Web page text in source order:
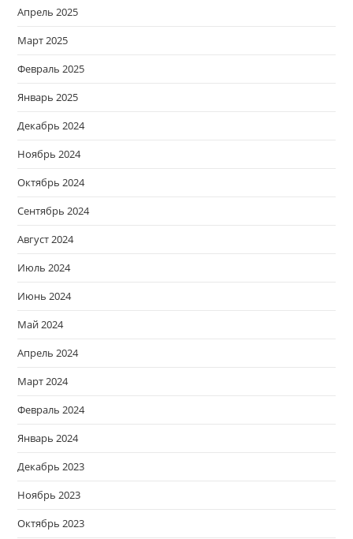
Апрель 2025
Март 2025
Февраль 2025
Январь 2025
Декабрь 2024
Ноябрь 2024
Октябрь 2024
Сентябрь 2024
Август 2024
Июль 2024
Июнь 2024
Май 2024
Апрель 2024
Март 2024
Февраль 2024
Январь 2024
Декабрь 2023
Ноябрь 2023
Октябрь 2023